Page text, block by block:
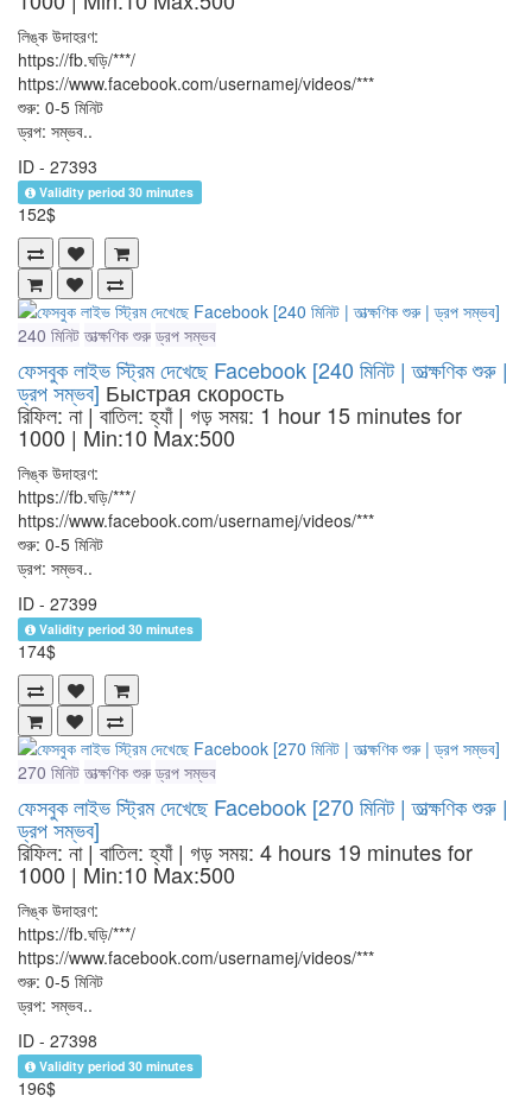
লিঙ্ক উদাহরণ:
https://fb.ঘড়ি/***/
https://www.facebook.com/usernamej/videos/***
শুরু: 0-5 মিনিট
ড্রপ: সম্ভব..
ID - 27393
Validity period 30 minutes
152$
240 মিনিট তাত্ক্ষণিক শুরু ড্রপ সম্ভব
ফেসবুক লাইভ স্ট্রিম দেখেছে Facebook [240 মিনিট | তাত্ক্ষণিক শুরু |
ড্রপ সম্ভব] Быстрая скорость
রিফিল: না | বাতিল: হ্যাঁ | গড় সময়: 1 hour 15 minutes for
1000 | Min:10 Max:500
লিঙ্ক উদাহরণ:
https://fb.ঘড়ি/***/
https://www.facebook.com/usernamej/videos/***
শুরু: 0-5 মিনিট
ড্রপ: সম্ভব..
ID - 27399
Validity period 30 minutes
174$
270 মিনিট তাত্ক্ষণিক শুরু ড্রপ সম্ভব
ফেসবুক লাইভ স্ট্রিম দেখেছে Facebook [270 মিনিট | তাত্ক্ষণিক শুরু |
ড্রপ সম্ভব]
রিফিল: না | বাতিল: হ্যাঁ | গড় সময়: 4 hours 19 minutes for
1000 | Min:10 Max:500
লিঙ্ক উদাহরণ:
https://fb.ঘড়ি/***/
https://www.facebook.com/usernamej/videos/***
শুরু: 0-5 মিনিট
ড্রপ: সম্ভব..
ID - 27398
Validity period 30 minutes
196$